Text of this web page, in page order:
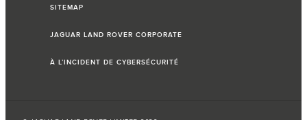
SITEMAP
JAGUAR LAND ROVER CORPORATE
À L’INCIDENT DE CYBERSÉCURITÉ